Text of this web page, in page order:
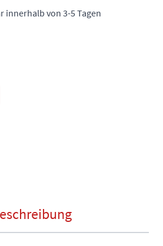
innerhalb von 3-5 Tagen
an einen Freund